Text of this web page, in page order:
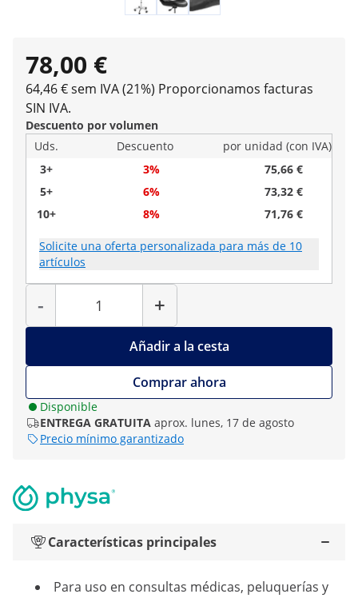
78,00 €
64,46 € sem IVA (21%) Proporcionamos facturas
SIN IVA.
Descuento por volumen
Uds.
Descuento
por unidad (con IVA)
3+
3%
75,66 €
5+
6%
73,32 €
10+
8% 71,76 €
Solicite una oferta personalizada para más de 10
artículos
-
Cantidad
+
Añadir a la cesta
Comprar ahora
Disponible
ENTREGA GRATUITA aprox. lunes, 17 de agosto
Precio mínimo garantizado
Características principales
Para uso en consultas médicas, peluquerías y